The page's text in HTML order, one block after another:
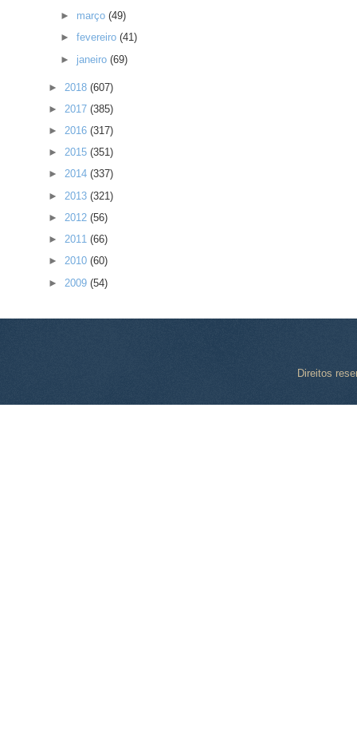
► março(49)
►fevereiro(41)
► janeiro(69)
► 2018 (607)
► 2017 (385)
► 2016 (317)
► 2015 (351)
► 2014 (337)
► 2013 (321)
► 2012 (56)
► 2011 (66)
► 2010 (60)
► 2009 (54)
Direitos